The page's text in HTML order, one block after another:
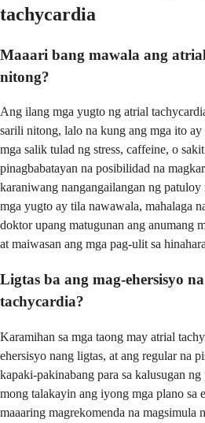
tachycardia
Maaari bang mawala ang
nitong?
Ang ilang mga yugto ng atrial
sarili nitong, lalo na kung ang mga ito ay
mga salik tulad ng stress, caffeine, o
pinagbabatayan na posibilidad na
karaniwang nangangailangan ng
mga yugto ay tila nawawala, mahalaga
doktor upang matugunan ang anumang
at maiwasan ang mga pag-ulit sa
Ligtas ba ang mag-ehersisyo
tachycardia?
Karamihan sa mga taong may atrial
ehersisyo nang ligtas, at ang regular na
kapaki-pakinabang para sa kalusugan
mong talakayin ang iyong mga plano sa
maaaring magrekomenda na magsimula